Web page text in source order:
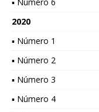
2020
▪ Número 1
▪ Número 2
▪ Número 3
▪ Número 4